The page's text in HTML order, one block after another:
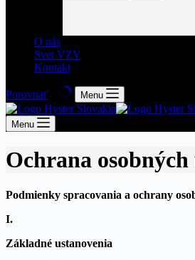
O nás
Svet VZV
Kontakt
Porovnať Menu
Menu
Ochrana
Podmienky spracovania a ochrany
I.
Základné ustanovenia